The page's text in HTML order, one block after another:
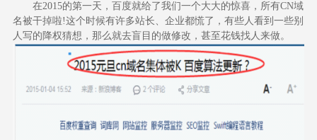
在2015的第一天，百度就给了我们一个大大的惊喜，所有CN域
名被干掉啦!这个时候有许多站长、企业都慌了，有些人看到一些别
人写的降权猜想，那么就去盲目的做修改，甚至花钱找人来做。